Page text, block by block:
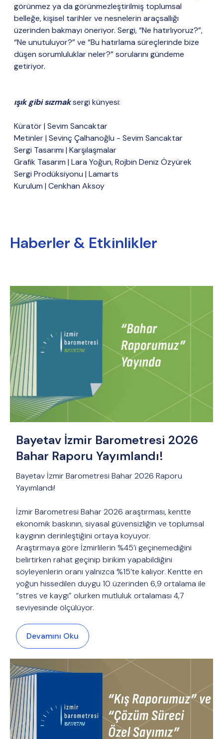
görünmez ya da görünmezleştirilmiş toplumsal
belleğe, kişisel tarihler ve nesnelerin araçsallığı
üzerinden bakmayı öneriyor. Sergi, “Ne hatırlıyoruz?”,
“Ne unutuluyor?” ve “Bu hatırlama süreçlerinde bize
düşen sorumluluklar neler?” sorularını gündeme
getiriyor.
ışık gibi sızmaksergi künyesi:
Küratör | Sevim Sancaktar
Metinler | Sevinç Çalhanoğlu - Sevim Sancaktar
Sergi Tasarımı | Karşılaşmalar
Grafik Tasarım | Lara Yoğun, Rojbin Deniz Özyürek
Sergi Prodüksiyonu | Lamarts
Kurulum | Cenkhan Aksoy
Haberler & Etkinlikler
Bayetav İzmir Barometresi 2026
Bahar Raporu Yayımlandı!
Bayetav İzmir Barometresi Bahar 2026 Raporu
Yayımlandı!
İzmir Barometresi Bahar 2026 araştırması, kentte
ekonomik baskının, siyasal güvensizliğin ve toplumsal
kaygının derinleştiğini ortaya koyuyor.
Araştırmaya göre İzmirlilerin %45’i geçinemediğini
belirtirken rahat geçinip birikim yapabildiğini
söyleyenlerin oranı yalnızca %15’te kalıyor. Kentte en
yoğun hissedilen duygu 10 üzerinden 6,9 ortalama ile
“stres ve kaygı” olurken mutluluk ortalaması 4,7
seviyesinde ölçülüyor.
Devamını Oku